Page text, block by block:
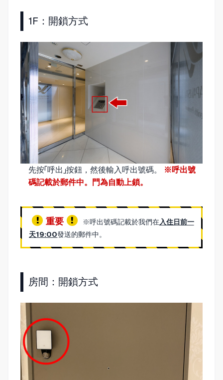
1F：開鎖方式
先按「呼出」按鈕，然後輸入呼出號碼。
※呼出號
碼記載於郵件中。門為自動上鎖。
重要 ※呼出號碼記載於我們在入住日前一
天19:00發送的郵件中。
房間：開鎖方式